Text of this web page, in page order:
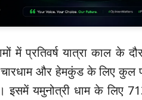
में प्रतिवर्ष यात्रा काल के
चारधाम और हेमकुंड के लिए कुल
यमुनोत्री धाम के लिए